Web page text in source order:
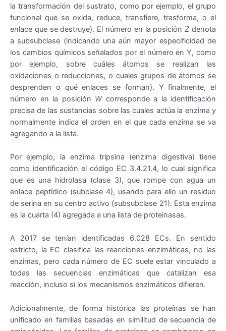
la transformación del sustrato, como por ejemplo, el grupo
funcional que se oxida, reduce, transfiere, trasforma, o el
enlace que se destruye). El número en la posiciónZ denota
a subsubclase (indicando una aún mayor especificidad de
los cambios químicos señalados por el número en Y, como
por ejemplo, sobre cuáles átomos se realizan las
oxidaciones o reducciones, o cuales grupos de átomos se
desprenden o qué enlaces se forman). Y finalmente, el
número en la posición Wcorresponde a la identificación
precisa de las sustancias sobre las cuales actúa la enzima y
normalmente indica el orden en el que cada enzima se va
agregando a la lista.
Por ejemplo, la enzima tripsina (enzima digestiva) tiene
como identificación el código EC 3.4.21.4, lo cual significa
que es una hidrolasa (clase 3), que rompe con agua un
enlace peptídico (subclase 4), usando para ello un residuo
de serina en su centro activo (subsubclase 21). Esta enzima
es la cuarta (4) agregada a una lista de proteinasas.
A 2017 se tenían identificadas 6.028 ECs. En sentido
estricto, la EC clasifica las reacciones enzimáticas, no las
enzimas, pero cada número de EC suele estar vinculado a
todas las secuencias enzimáticas que catalizan esa
reacción, incluso si los mecanismos enzimáticos difieren.
Adicionalmente, de forma histórica las proteínas se han
unificado en familias basadas en similitud de secuencia de